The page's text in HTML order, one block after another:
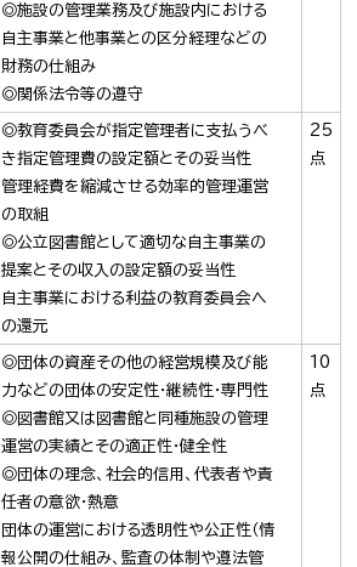
◎施設の管理業務及び施設内における
自主事業と他事業との区分経理などの
財務の仕組み
◎関係法令等の遵守
◎教育委員会が指定管理者に支払うべ
き指定管理費の設定額とその妥当性
管理経費を縮減させる効率的管理運営
の取組
◎公立図書館として適切な自主事業の
提案とその収入の設定額の妥当性
自主事業における利益の教育委員会へ
の還元
25
点
◎団体の資産その他の経営規模及び能
力などの団体の安定性・継続性・専門性
◎図書館又は図書館と同種施設の管理
運営の実績とその適正性・健全性
◎団体の理念、社会的信用、代表者や責
任者の意欲・熱意
団体の運営における透明性や公正性（情
報公開の仕組み、監査の体制や遵法管
10
点